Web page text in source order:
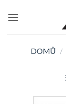
DOMŮ /